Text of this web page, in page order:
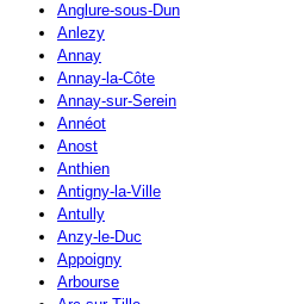
Anglure-sous-Dun
Anlezy
Annay
Annay-la-Côte
Annay-sur-Serein
Annéot
Anost
Anthien
Antigny-la-Ville
Antully
Anzy-le-Duc
Appoigny
Arbourse